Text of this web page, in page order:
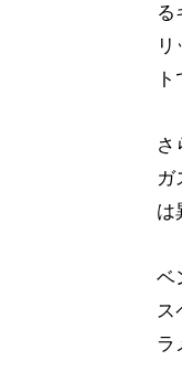
る
さ
ガ
は
ベ
ス
ラ